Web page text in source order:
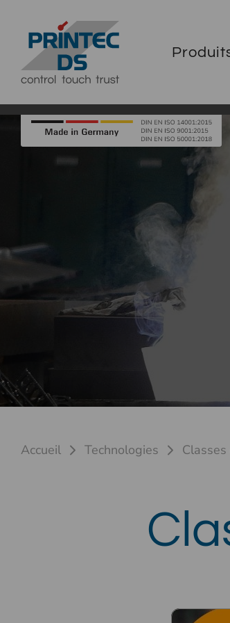
Accueil Technologies